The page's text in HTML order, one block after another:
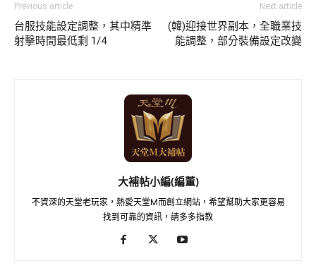
Previous article
台服技能設定調整，其中精準
射擊時間最低剩 1/4
Next article
(韓)迎接世界副本，全職業技
能調整，部分裝備設定改變
大補帖小編(編董)
不資深的天堂老玩家，熱愛天堂M而創立網站，希望幫助大家更容易
找到可靠的資訊，請多多指教